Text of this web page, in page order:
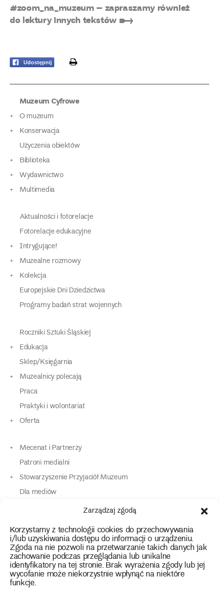
Zarządzaj zgodą
Korzystamy z technologii cookies do przechowywania
i/lub uzyskiwania dostępu do informacji o urządzeniu.
Zgoda na nie pozwoli na przetwarzanie takich danych jak
zachowanie podczas przeglądania lub unikalne
identyfikatory na tej stronie. Brak wyrażenia zgody lub jej
wycofanie może niekorzystnie wpłynąć na niektóre
funkcje.
#zoom_na_muzeum – zapraszamy również
do lektury innych tekstów ➸
Udostępnij print
Muzeum Cyfrowe
O muzeum
Konserwacja
Użyczenia obiektów
Biblioteka
Wydawnictwo
Multimedia
Aktualności i fotorelacje
Fotorelacje edukacyjne
Intrygujące!
Muzealne rozmowy
Kolekcja
Europejskie Dni Dziedzictwa
Programy badań strat wojennych
Roczniki Sztuki Śląskiej
Edukacja
Sklep/Księgarnia
Muzealnicy polecają
Praca
Praktyki i wolontariat
Oferta
Mecenat i Partnerzy
Patroni medialni
Stowarzyszenie Przyjaciół Muzeum
Dla mediów
Dla osób o specjalnych potrzebach
Kontakt
instagram
twitterfacebookyoutube
tiktok
Polityka prywatności